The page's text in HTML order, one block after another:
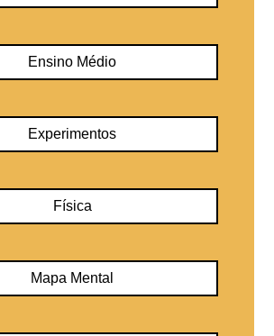
Ensino Médio
Experimentos
Física
Mapa Mental